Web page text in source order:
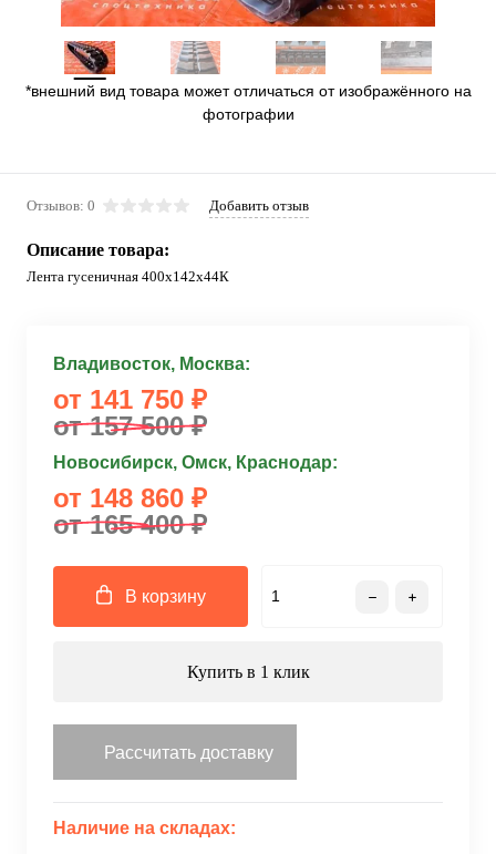
*внешний вид товара может отличаться от изображённого на
фотографии
Отзывов: 0 Добавить отзыв
Описание товара:
Лента гусеничная 400x142x44К
Владивосток, Москва:
от 141 750 ₽
от 157 500 ₽
Новосибирск, Омск, Краснодар:
от 148 860 ₽
от 165 400 ₽
В корзину
Купить в 1 клик
Рассчитать доставку
Наличие на складах: